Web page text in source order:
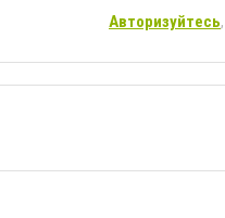
Авторизуйтесь